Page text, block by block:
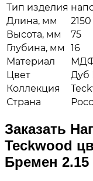
Тип изделия
Длина, мм
2150
Высота, мм
75
Глубина, мм
16
Материал
Цвет
Дуб
Коллекция
Страна
Заказать
Teckwood
Бремен